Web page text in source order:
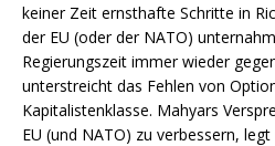
keiner Zeit ernsthafte Schritte in
der EU (oder der NATO)
Regierungszeit immer wieder
unterstreicht das Fehlen von
Kapitalistenklasse. Mahyars
EU (und NATO) zu verbessern,